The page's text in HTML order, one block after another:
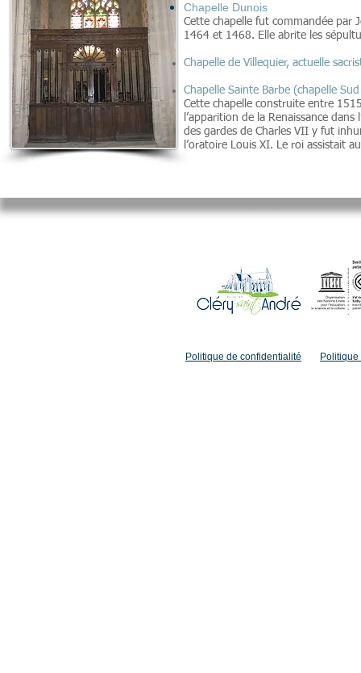
Chapelle Dunois
Cette chapelle fut commandée par
1464 et 1468. Elle abrite les
Chapelle de Villequier, actuelle
Chapelle Sainte Barbe (chapelle
Cette chapelle construite entre
l’apparition de la Renaissance
des gardes de Charles VII y fut
l’oratoire Louis XI. Le roi assistait
Politique de confidentialité